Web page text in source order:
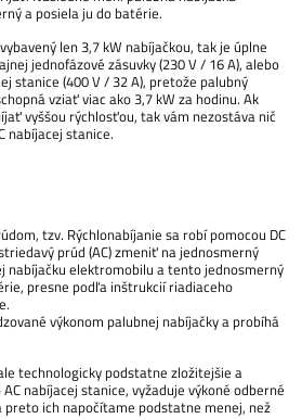
a posiela ju do batérie.
len 3,7 kW nabíjačkou, tak je úplne
jednofázové zásuvky (230 V / 16 A), alebo
stanice (400 V / 32 A), pretože palubný
vziať viac ako 3,7 kW za hodinu. Ak
vyššou rýchlosťou, tak vám nezostáva nič
nabíjacej stanice.
tzv. Rýchlonabíjanie sa robí pomocou DC
prúd (AC) zmeniť na jednosmerný
nabíjačku elektromobilu a tento jednosmerný
presne podľa inštrukcií riadiaceho
výkonom palubnej nabíjačky a probíhá
technologicky podstatne zložitejšie a
nabíjacej stanice, vyžaduje výkoné odberné
ich napočítame podstatne menej, než